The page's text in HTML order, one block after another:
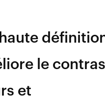
haute
le
et